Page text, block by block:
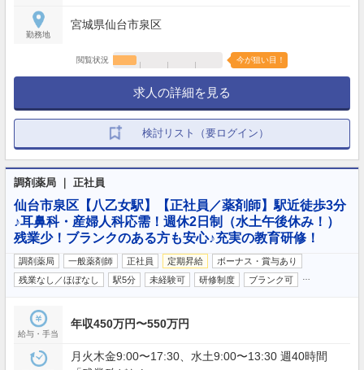
勤務地
宮城県仙台市泉区
閲覧状況 今が狙い目！
求人の詳細を見る
検討リスト（要ログイン）
調剤薬局 ｜ 正社員
仙台市泉区【八乙女駅】【正社員／薬剤師】駅近徒歩3分
♪耳鼻科・産婦人科応需！週休2日制（水土午後休み！）
残業少！ブランクのある方も安心♪充実の教育研修！
調剤薬局 一般薬剤師 正社員 定期昇給
ボーナス・賞与あり
残業なし／ほぼなし
駅5分 未経験可 研修制度 ブランク可
給与・手当
年収450万円〜550万円
月火木金9:00〜17:30、水土9:00〜13:30 週40時間